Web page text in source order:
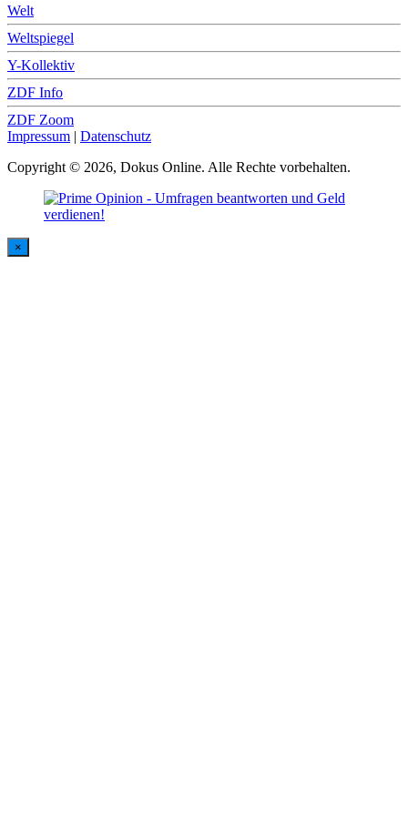
Welt
Weltspiegel
Y-Kollektiv
ZDF Info
ZDF Zoom
Impressum | Datenschutz
Copyright © 2026, Dokus Online. Alle Rechte vorbehalten.
×